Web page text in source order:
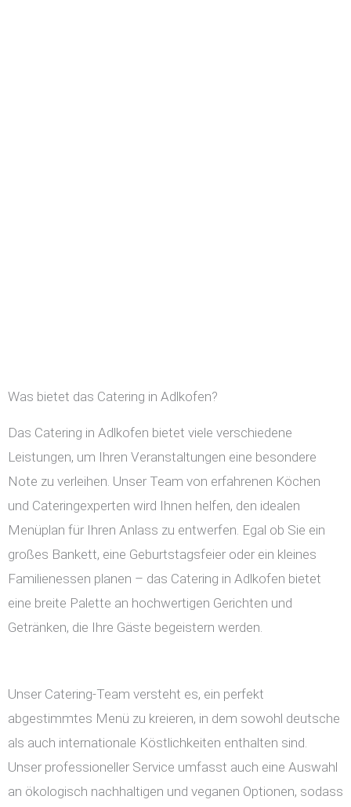
Was bietet das Catering in Adlkofen?
Das Catering in Adlkofen bietet viele verschiedene
Leistungen, um Ihren Veranstaltungen eine besondere
Note zu verleihen. Unser Team von erfahrenen Köchen
und Cateringexperten wird Ihnen helfen, den idealen
Menüplan für Ihren Anlass zu entwerfen. Egal ob Sie ein
großes Bankett, eine Geburtstagsfeier oder ein kleines
Familienessen planen – das Catering in Adlkofen bietet
eine breite Palette an hochwertigen Gerichten und
Getränken, die Ihre Gäste begeistern werden.
Unser Catering-Team versteht es, ein perfekt
abgestimmtes Menü zu kreieren, in dem sowohl deutsche
als auch internationale Köstlichkeiten enthalten sind.
Unser professioneller Service umfasst auch eine Auswahl
an ökologisch nachhaltigen und veganen Optionen, sodass